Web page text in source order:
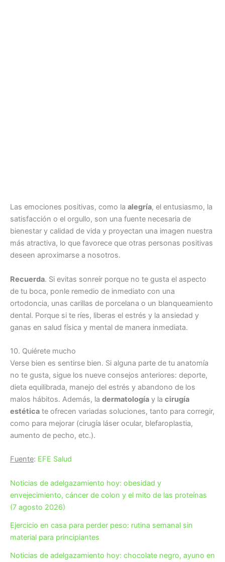
Las emociones positivas, como la alegría, el entusiasmo, la
satisfacción o el orgullo, son una fuente necesaria de
bienestar y calidad de vida y proyectan una imagen nuestra
más atractiva, lo que favorece que otras personas positivas
deseen aproximarse a nosotros.
Recuerda. Si evitas sonreír porque no te gusta el aspecto
de tu boca, ponle remedio de inmediato con una
ortodoncia, unas carillas de porcelana o un blanqueamiento
dental. Porque si te ríes, liberas el estrés y la ansiedad y
ganas en salud física y mental de manera inmediata.
10. Quiérete mucho
Verse bien es sentirse bien. Si alguna parte de tu anatomía
no te gusta, sigue los nueve consejos anteriores: deporte,
dieta equilibrada, manejo del estrés y abandono de los
malos hábitos. Además, la dermatología y la cirugía
estética te ofrecen variadas soluciones, tanto para corregir,
como para mejorar (cirugía láser ocular, blefaroplastia,
aumento de pecho, etc.).
Fuente: EFE Salud
Noticias de adelgazamiento hoy: obesidad y
envejecimiento, cáncer de colon y el mito de las proteínas
(7 agosto 2026)
Ejercicio en casa para perder peso: rutina semanal sin
material para principiantes
Noticias de adelgazamiento hoy: chocolate negro, ayuno en